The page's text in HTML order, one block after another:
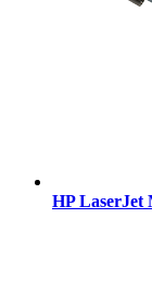
HP LaserJet